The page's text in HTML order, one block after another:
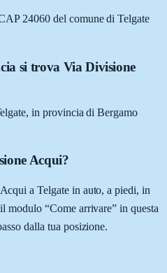
24060 del comune di Telgate
si trova Via Divisione
in provincia di Bergamo
Acqui?
a Telgate in auto, a piedi, in
“Come arrivare” in questa
dalla tua posizione.